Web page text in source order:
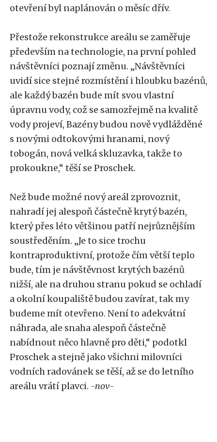
otevření byl naplánován o měsíc dřív.
Přestože rekonstrukce areálu se zaměřuje
především na technologie, na první pohled
návštěvníci poznají změnu. „Návštěvníci
uvidí sice stejné rozmístění i hloubku bazénů,
ale každý bazén bude mít svou vlastní
úpravnu vody, což se samozřejmě na kvalitě
vody projeví, Bazény budou nově vydlážděné
s novými odtokovými hranami, nový
tobogán, nová velká skluzavka, takže to
prokoukne,“ těší se Proschek.
Než bude možné nový areál zprovoznit,
nahradí jej alespoň částečně krytý bazén,
který přes léto většinou patří nejrůznějším
soustředěním. „Je to sice trochu
kontraproduktivní, protože čím větší teplo
bude, tím je návštěvnost krytých bazénů
nižší, ale na druhou stranu pokud se ochladí
a okolní koupaliště budou zavírat, tak my
budeme mít otevřeno. Není to adekvátní
náhrada, ale snaha alespoň částečně
nabídnout něco hlavně pro děti,“ podotkl
Proschek a stejně jako všichni milovníci
vodních radovánek se těší, až se do letního
areálu vrátí plavci. -nov-